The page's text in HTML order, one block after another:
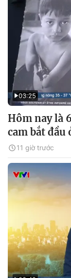
03:25
Hôm nay là
cam bắt đầu
11 giờ trước